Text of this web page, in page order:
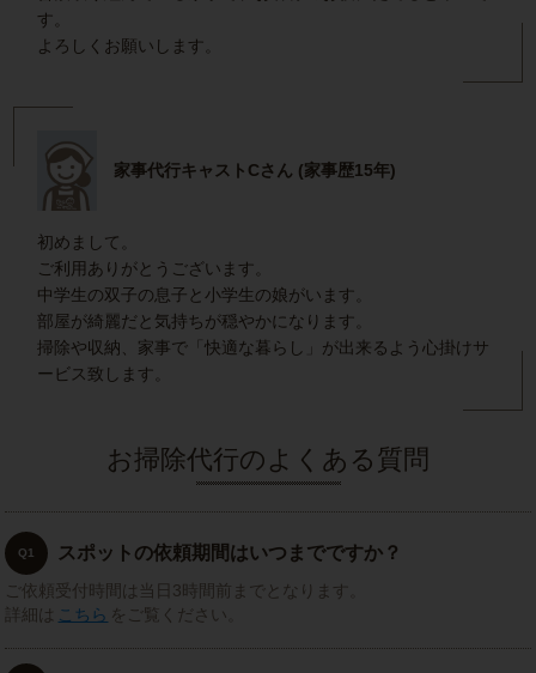
す。
よろしくお願いします。
家事代行キャストCさん (家事歴15年)
初めまして。
ご利用ありがとうございます。
中学生の双子の息子と小学生の娘がいます。
部屋が綺麗だと気持ちが穏やかになります。
掃除や収納、家事で「快適な暮らし」が出来るよう心掛けサ
ービス致します。
お掃除代行のよくある質問
Q1 スポットの依頼期間はいつまでですか？
ご依頼受付時間は当日3時間前までとなります。
詳細は こちら をご覧ください。